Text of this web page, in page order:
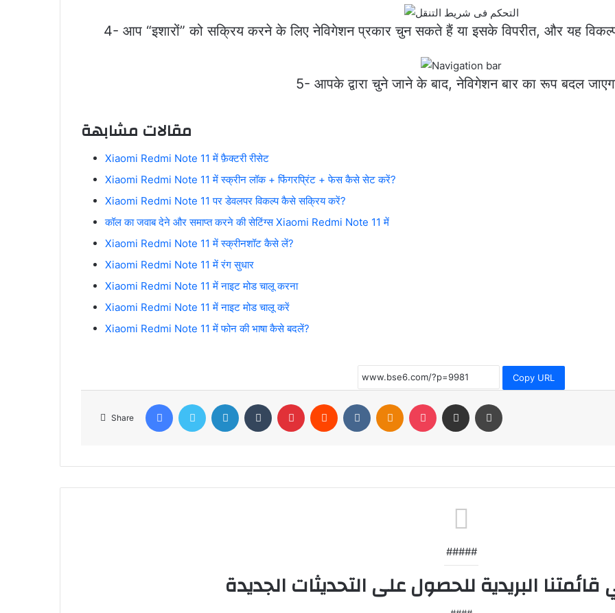
4- आप “इशारों” को सक्रिय करने के लिए नेविगेशन प्रकार चुन सकते हैं या इसके विपरीत, और यह
5- आपके द्वारा चुने जाने के बाद, नेविगेशन बार का रूप बदल
مقالات مشابهة
Xiaomi Redmi Note 11 में फ़ैक्टरी रीसेट
Xiaomi Redmi Note 11 में स्क्रीन लॉक + फिंगरप्रिंट + फेस कैसे सेट करें?
Xiaomi Redmi Note 11 पर डेवलपर विकल्प कैसे सक्रिय करें?
कॉल का जवाब देने और समाप्त करने की सेटिंग्स Xiaomi Redmi Note 11 में
Xiaomi Redmi Note 11 में स्क्रीनशॉट कैसे लें?
Xiaomi Redmi Note 11 में रंग सुधार
Xiaomi Redmi Note 11 में नाइट मोड चालू करना
Xiaomi Redmi Note 11 में नाइट मोड चालू करें
Xiaomi Redmi Note 11 में फोन की भाषा कैसे बदलें?
Copy URL
Share
FacebookTwitter LinkedIn Tumblr PinterestReddit VKontakteOdnoklassniki
Pocket Share via Email
#####